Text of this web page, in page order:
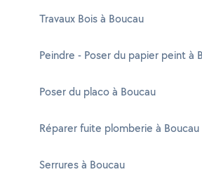
Travaux Bois à Boucau
Peindre - Poser du papier peint à
Poser du placo à Boucau
Réparer fuite plomberie à Boucau
Serrures à Boucau